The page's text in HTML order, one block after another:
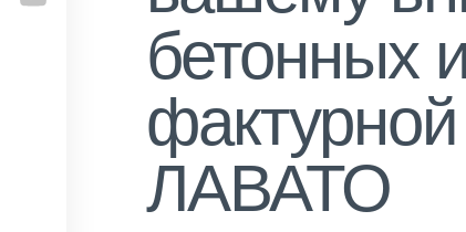
бетонных
ЛАВАТО